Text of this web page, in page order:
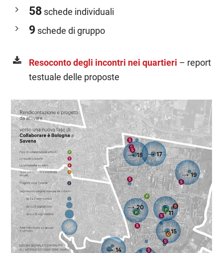
58 schede individuali
9 schede di gruppo
Resoconto degli incontri nei quartieri – report
testuale delle proposte